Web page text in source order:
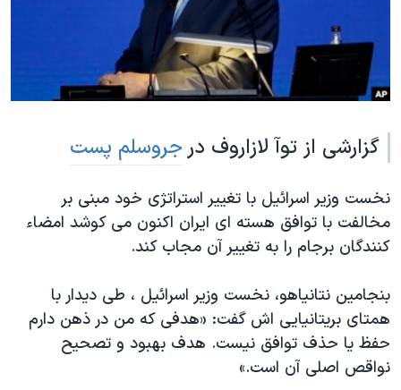
حقوق شهروندی
اقتصادی
اسرائیل در جنگ
آرشیو پخش زنده
انتخابات ریاست جمهوری آمریکا ۲۰۲۴
حمله جمهوری اسلامی به اسرائیل
ورزش زنان در ایران
مجموعه مستندهای دادخواهی
تریبونال مردمی آبان ۹۸
چهل سال گروگان‌گیری
قانون شفافیت دارائی کادر رهبری ایران
اعتراضات مردمی آبان ۹۸
زبانهای مختلف
گزارشی از توآ لازاروف در جروسلم پست
نخست وزیر اسرائیل با تغییر استراتژی خود مبنی بر
مخالفت با توافق هسته ای ایران اکنون می کوشد امضاء
کنندگان برجام را به تغییر آن مجاب کند.
بنجامین نتانیاهو، نخست وزیر اسرائیل ، طی دیدار با
همتای بریتانیایی اش گفت: «هدفی که من در ذهن دارم
حفظ یا حذف توافق نیست. هدف بهبود و تصحیح
نواقص اصلی آن است.»